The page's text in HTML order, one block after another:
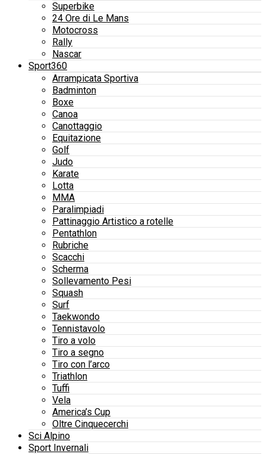
Superbike
24 Ore di Le Mans
Motocross
Rally
Nascar
Sport360
Arrampicata Sportiva
Badminton
Boxe
Canoa
Canottaggio
Equitazione
Golf
Judo
Karate
Lotta
MMA
Paralimpiadi
Pattinaggio Artistico a rotelle
Pentathlon
Rubriche
Scacchi
Scherma
Sollevamento Pesi
Squash
Surf
Taekwondo
Tennistavolo
Tiro a volo
Tiro a segno
Tiro con l’arco
Triathlon
Tuffi
Vela
America’s Cup
Oltre Cinquecerchi
Sci Alpino
Sport Invernali